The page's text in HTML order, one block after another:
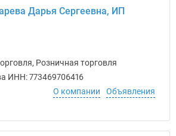
Дарья Сергеевна, ИП
Розничная торговля
ИНН: 773469706416
О компании
Объявления